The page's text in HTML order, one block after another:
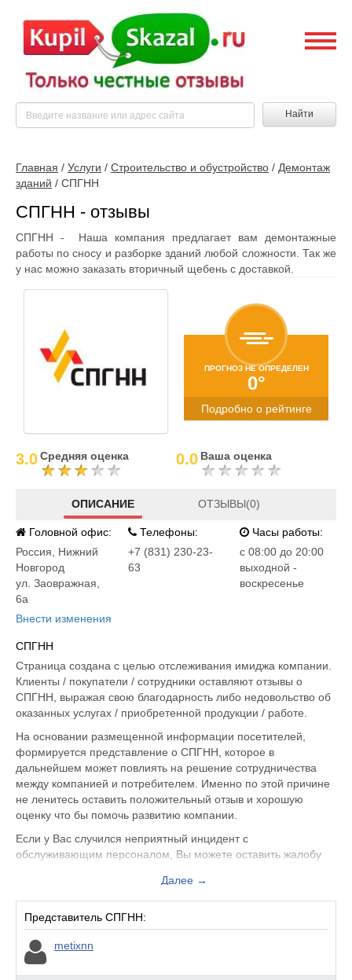
Найти
Главная / Услуги / Строительство и обустройство / Демонтаж
зданий / СПГНН
СПГНН - отзывы
СПГНН - Наша компания предлагает вам демонтажные
работы по сносу и разборке зданий любой сложности. Так же
у нас можно заказать вторичный щебень с доставкой.
ПРОГНОЗ НЕ ОПРЕДЕЛЕН
0°
Подробно о рейтинге
3.0Средняя оценка 0.0 Ваша оценка
ОПИСАНИЕ ОТЗЫВЫ(0)
Головной офис:
Россия
Нижний
Новгород
ул. Заовражная,
6а
Внести изменения
Телефоны:
+7 (831) 230-23-
63
Часы работы:
c 08:00 до 20:00
выходной -
воскресенье
СПГНН
Страница создана с целью отслеживания имиджа компании.
Клиенты / покупатели / сотрудники оставляют отзывы о
СПГНН, выражая свою благодарность либо недовольство об
оказанных услугах / приобретенной продукции / работе.
На основании размещенной информации посетителей,
формируется представление о СПГНН, которое в
дальнейшем может повлиять на решение сотрудничества
между компанией и потребителем. Именно по этой причине
не ленитесь оставить положительный отзыв и хорошую
оценку что бы помочь развитию компании.
Если у Вас случился неприятный инцидент с
обслуживающим персоналом, Вы можете оставить жалобу
Представитель организации ответит на Ваш отзыв и примет
меры по улучшению качества предоставляемых услуг.
СПГНН находится по адресу Нижний Новгород ул.
Заовражная, 6а, вы можете поделиться впечатлением от
посещения данного заведения с будущими посетителями.
Далее →
Представитель СПГНН:
metixnn